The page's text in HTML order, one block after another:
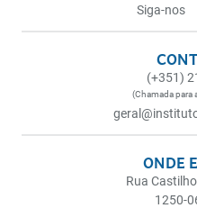
Siga-nos
(+351)
(Chamada para
ONDE
Rua
1250-